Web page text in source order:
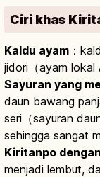
Ciri khas
Kaldu ayam ：
jidori（ayam lokal
Sayuran yang
daun bawang
seri（sayuran
sehingga sangat
Kiritanpo
menjadi lembut,